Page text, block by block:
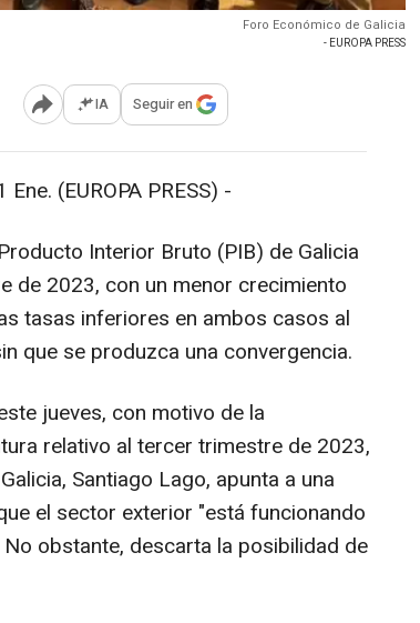
Foro Económico de Galicia
- EUROPA PRESS
Abrir opciones para compartir
IA Seguir en
(EUROPA PRESS) -
Interior Bruto (PIB) de Galicia
de 2023, con un menor crecimiento
tasas inferiores en ambos casos al
que se produzca una convergencia.
jueves, con motivo de la
relativo al tercer trimestre de 2023,
Santiago Lago, apunta a una
el sector exterior "está funcionando
obstante, descarta la posibilidad de